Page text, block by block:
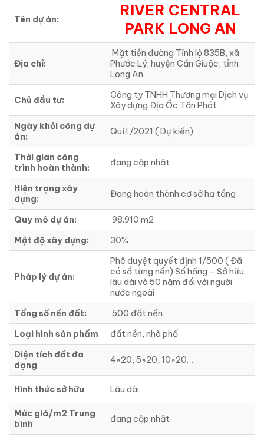
Tên dự án:
RIVER CENTRAL
PARK LONG AN
Địa chỉ:
Mặt tiền đường Tỉnh lộ 835B, xã
Phước Lý, huyện Cần Giuộc, tỉnh
Long An
Chủ đầu tư:
Công ty TNHH Thương mại Dịch vụ
Xây dựng Địa Ốc Tấn Phát
Ngày khỏi công dự
án:
Quí I /2021 ( Dự kiến)
Thời gian công
trình hoàn thành:
đang cập nhật
Hiện trạng xây
dựng:
Đang hoàn thành cơ sở hạ tầng
Quy mô dự án:
98.910 m2
Mật độ xây dựng:
30%
Pháp lý dự án:
Phê duyệt quyết định 1/500 ( Đã
có sổ từng nền) Sổ hồng – Sở hữu
lâu dài và 50 năm đối với người
nước ngoài
Tổng số nền đất:
500 đất nền
Loại hình sản phẩm
đất nền, nhà phố
Diện tích đất đa
dạng
4×20, 5×20, 10×20…
Hình thức sở hữu Lâu dài
Mức giá/m2 Trung
bình
đang cập nhật